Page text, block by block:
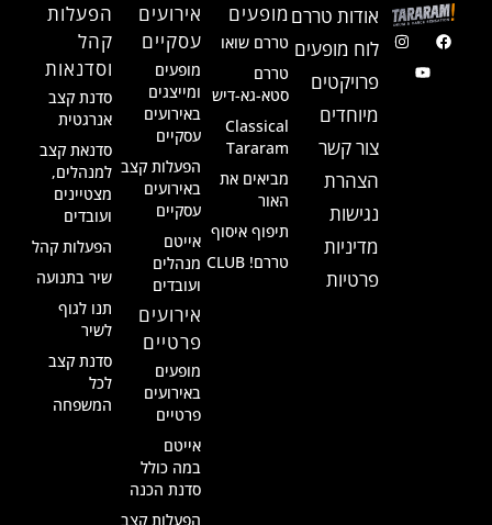
אודות טררם
לוח מופעים
פרויקטים
מיוחדים
צור קשר
הצהרת
נגישות
מדיניות
פרטיות
מופעים
טררם שואו
טררם
סטא-גא-דיש
Classical
Tararam
מביאים את
האור
תיפוף איסוף
טררם! CLUB
אירועים
עסקיים
מופעים
ומייצגים
באירועים
עסקיים
הפעלות קצב
באירועים
עסקיים
אייטם
מנהלים
ועובדים
אירועים
פרטיים
מופעים
באירועים
פרטיים
אייטם
במה כולל
סדנת הכנה
הפעלות קצב
הפעלות
קהל
וסדנאות
סדנת קצב
אנרגטית
סדנאת קצב
למנהלים,
מצטיינים
ועובדים
הפעלות קהל
שיר בתנועה
תנו לגוף
לשיר
סדנת קצב
לכל
המשפחה